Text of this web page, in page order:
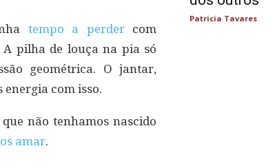
tempo a perdercom
pilha de louça na pia só
geométrica. O jantar,
energia com isso.
não tenhamos nascido
amar.
Patricia Tavares